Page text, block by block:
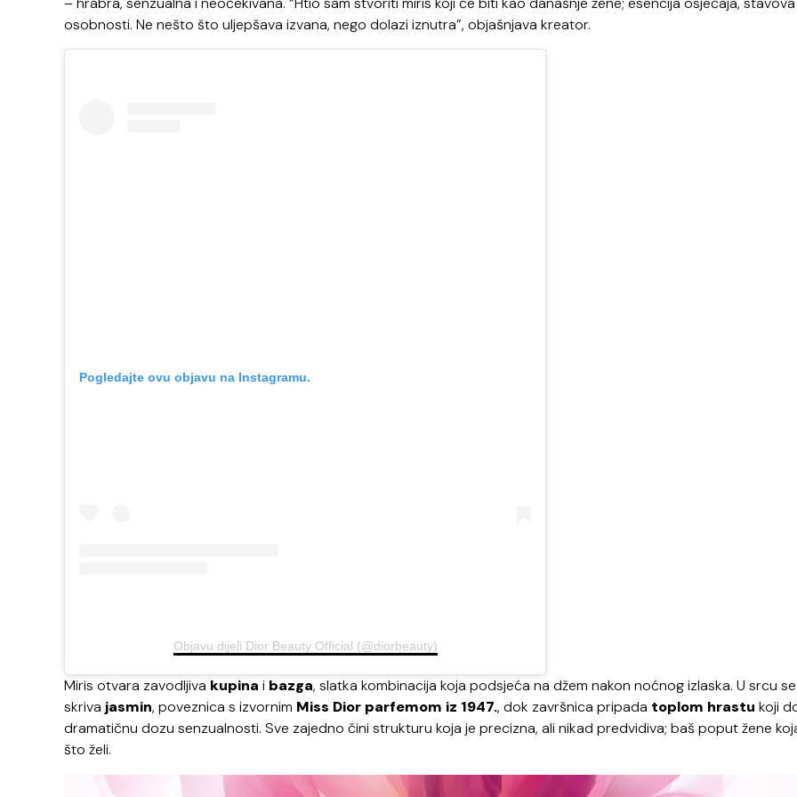
osobnosti. Ne nešto što uljepšava izvana, nego dolazi iznutra”, objašnjava kreator.
Pogledajte ovu objavu na Instagramu.
Objavu dijeli Dior Beauty Official (@diorbeauty)
Miris otvara zavodljiva kupina i bazga, slatka kombinacija koja podsjeća na džem nakon noćnog izlaska. U srcu se
skriva jasmin, poveznica s izvornim Miss Dior parfemom iz 1947., dok završnica pripada toplom hrastu koji
dramatičnu dozu senzualnosti. Sve zajedno čini strukturu koja je precizna, ali nikad predvidiva; baš poput žene
što želi.